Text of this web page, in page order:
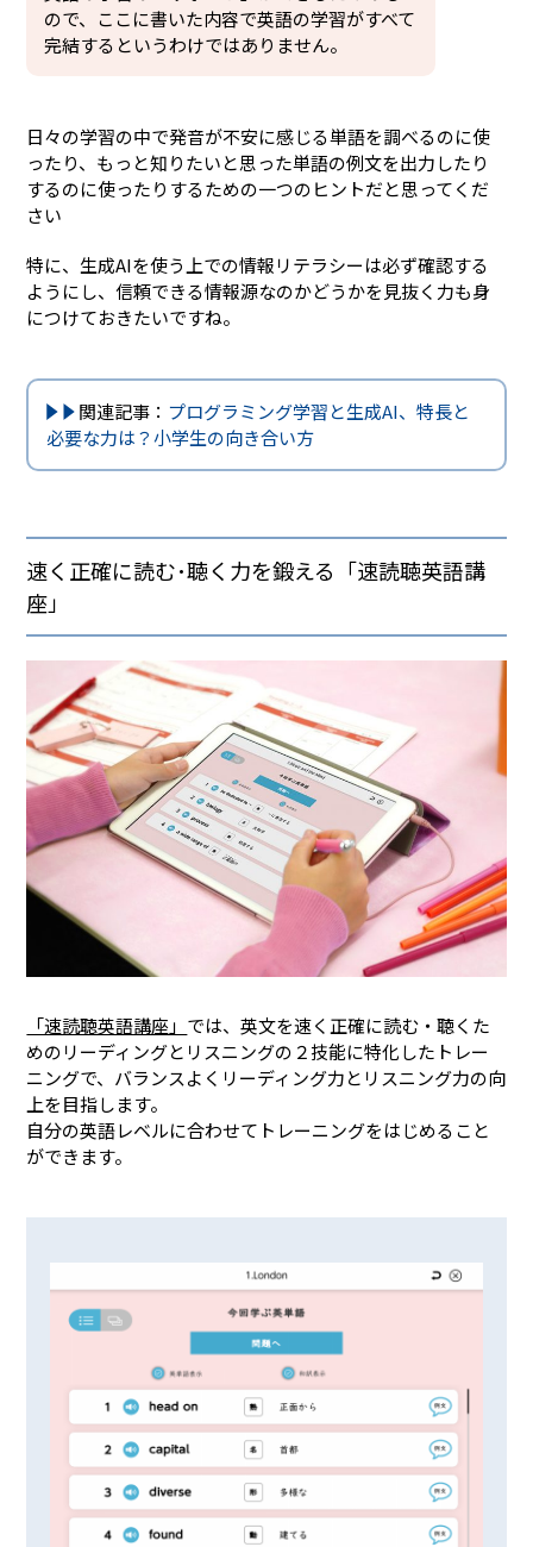
ので、ここに書いた内容で英語の学習がすべて
完結するというわけではありません。
日々の学習の中で発音が不安に感じる単語を調べるのに使
ったり、もっと知りたいと思った単語の例文を出力したり
するのに使ったりするための一つのヒントだと思ってくだ
さい
特に、生成AIを使う上での情報リテラシーは必ず確認する
ようにし、信頼できる情報源なのかどうかを見抜く力も身
につけておきたいですね。
関連記事： プログラミング学習と生成AI、特長と
必要な力は？小学生の向き合い方
速く正確に読む･聴く力を鍛える「速読聴英語講
座」
「速読聴英語講座」 では、英文を速く正確に読む・聴くた
めのリーディングとリスニングの２技能に特化したトレー
ニングで、バランスよくリーディング力とリスニング力の向
上を目指します。
自分の英語レベルに合わせてトレーニングをはじめること
ができます。